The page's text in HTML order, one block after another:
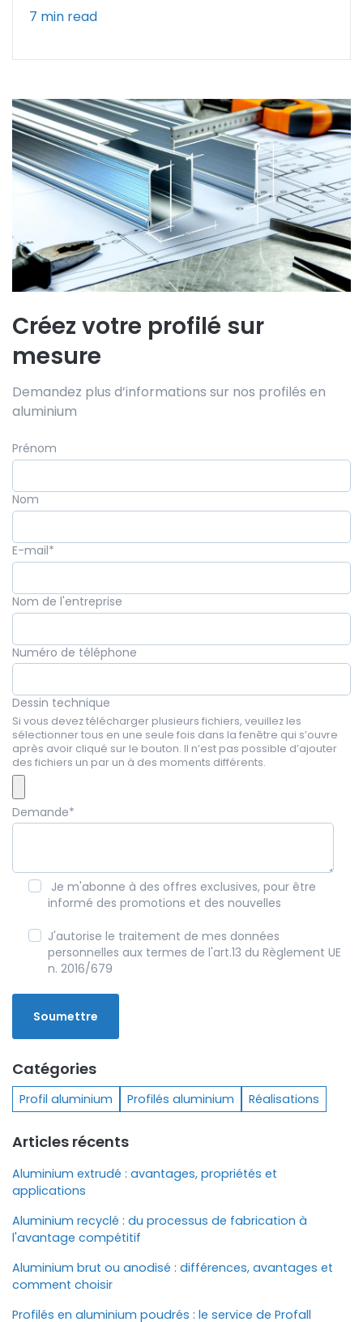
7 min read
Créez votre profilé sur
mesure
Demandez plus d’informations sur nos profilés en
aluminium
Prénom
Nom
E-mail*
Nom de l'entreprise
Numéro de téléphone
Dessin technique
Si vous devez télécharger plusieurs fichiers, veuillez les
sélectionner tous en une seule fois dans la fenêtre qui s’ouvre
après avoir cliqué sur le bouton. Il n’est pas possible d’ajouter
des fichiers un par un à des moments différents.
Demande*
Je m'abonne à des offres exclusives, pour être
informé des promotions et des nouvelles
J'autorise le traitement de mes données
personnelles aux termes de l'art.13 du Règlement UE
n. 2016/679
Catégories
Profil aluminium Profilés aluminium Réalisations
Articles récents
Aluminium extrudé : avantages, propriétés et
applications
Aluminium recyclé : du processus de fabrication à
l'avantage compétitif
Aluminium brut ou anodisé : différences, avantages et
comment choisir
Profilés en aluminium poudrés : le service de Profall